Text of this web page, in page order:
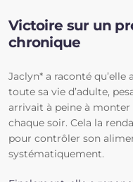
Victoire sur un
chronique
Jaclyn* a raconté
toute sa vie d’adulte,
arrivait à peine à monter
chaque soir. Cela la
pour contrôler son
systématiquement.